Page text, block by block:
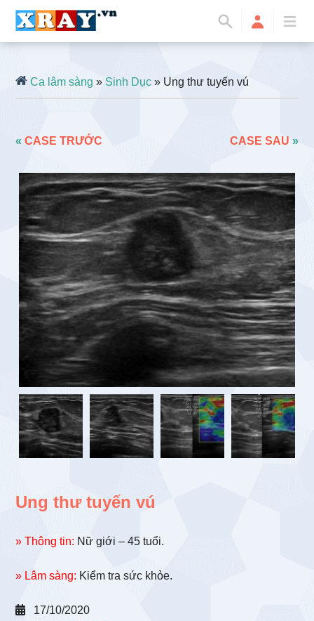
Ca lâm sàng »Sinh Dục » Ung thư tuyến vú
«CASE TRƯỚC CASE SAU »
Ung thư tuyến vú
» Thông tin: Nữ giới – 45 tuổi.
» Lâm sàng: Kiểm tra sức khỏe.
17/10/2020